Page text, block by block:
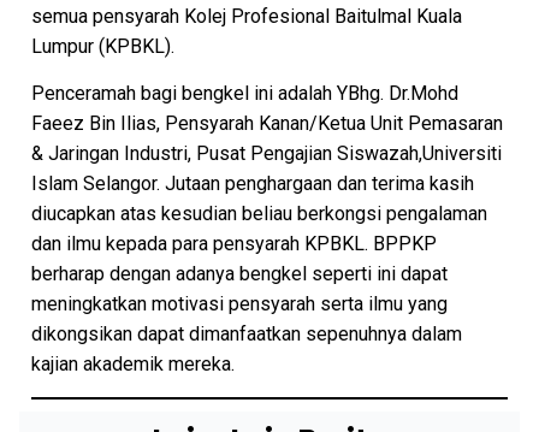
semua pensyarah Kolej Profesional Baitulmal Kuala
Lumpur (KPBKL).
Penceramah bagi bengkel ini adalah YBhg. Dr.Mohd
Faeez Bin Ilias, Pensyarah Kanan/Ketua Unit Pemasaran
& Jaringan Industri, Pusat Pengajian Siswazah,Universiti
Islam Selangor. Jutaan penghargaan dan terima kasih
diucapkan atas kesudian beliau berkongsi pengalaman
dan ilmu kepada para pensyarah KPBKL. BPPKP
berharap dengan adanya bengkel seperti ini dapat
meningkatkan motivasi pensyarah serta ilmu yang
dikongsikan dapat dimanfaatkan sepenuhnya dalam
kajian akademik mereka.